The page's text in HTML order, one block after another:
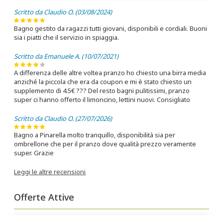
Scritto da Claudio O. (03/08/2024)
Bagno gestito da ragazzi tutti giovani, disponibili e cordiali. Buoni
sia i piatti che il servizio in spiaggia.
Scritto da Emanuele A. (10/07/2021)
A differenza delle altre voltea pranzo ho chiesto una birra media
anziché la piccola che era da coupon e mi è stato chiesto un
supplemento di 4.5€ ??? Del resto bagni pulitissimi, pranzo
super ci hanno offerto il limoncino, lettini nuovi. Consigliato
Scritto da Claudio O. (27/07/2026)
Bagno a Pinarella molto tranquillo, disponibilità sia per
ombrellone che per il pranzo dove qualità prezzo veramente
super. Grazie
Leggi le altre recensioni
Offerte Attive